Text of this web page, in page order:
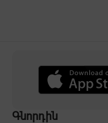
Գնորդին